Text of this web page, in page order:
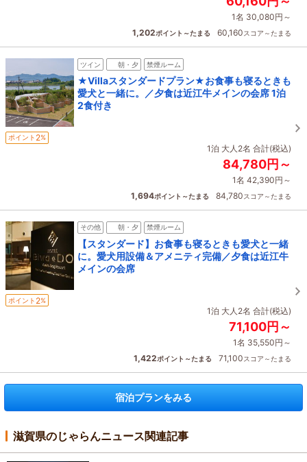
1名 30,080円～
1,202ポイント～たまる 60,160スコア～たまる
ツイン 朝・夕 禁煙ルーム
★Villaスタンダードプラン★お食事も寝るときも
愛犬と一緒に。／夕食は近江牛メインの会席 1泊
2食付き
ポイント 2%
1泊 大人2名 合計(税込)
84,780円～
1名 42,390円～
1,694ポイント～たまる 84,780スコア～たまる
その他 朝・夕 禁煙ルーム
【スタンダード】お食事も寝るときも愛犬と一緒
に。愛犬用設備＆アメニティ完備／夕食は近江牛
メインの会席
ポイント 2%
1泊 大人2名 合計(税込)
71,100円～
1名 35,550円～
1,422ポイント～たまる 71,100スコア～たまる
宿泊プランをみる
滋賀県のじゃらんニュース関連記事